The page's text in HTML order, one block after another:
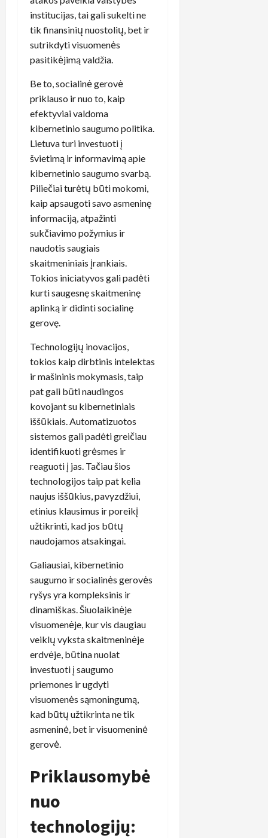
institucijas, tai gali sukelti ne
tik finansinių nuostolių, bet ir
sutrikdyti visuomenės
pasitikėjimą valdžia.
Be to, socialinė gerovė
priklauso ir nuo to, kaip
efektyviai valdoma
kibernetinio saugumo politika.
Lietuva turi investuoti į
švietimą ir informavimą apie
kibernetinio saugumo svarbą.
Piliečiai turėtų būti mokomi,
kaip apsaugoti savo asmeninę
informaciją, atpažinti
sukčiavimo požymius ir
naudotis saugiais
skaitmeniniais įrankiais.
Tokios iniciatyvos gali padėti
kurti saugesnę skaitmeninę
aplinką ir didinti socialinę
gerovę.
Technologijų inovacijos,
tokios kaip dirbtinis intelektas
ir mašininis mokymasis, taip
pat gali būti naudingos
kovojant su kibernetiniais
iššūkiais. Automatizuotos
sistemos gali padėti greičiau
identifikuoti grėsmes ir
reaguoti į jas. Tačiau šios
technologijos taip pat kelia
naujus iššūkius, pavyzdžiui,
etinius klausimus ir poreikį
užtikrinti, kad jos būtų
naudojamos atsakingai.
Galiausiai, kibernetinio
saugumo ir socialinės gerovės
ryšys yra kompleksinis ir
dinamiškas. Šiuolaikinėje
visuomenėje, kur vis daugiau
veiklų vyksta skaitmeninėje
erdvėje, būtina nuolat
investuoti į saugumo
priemones ir ugdyti
visuomenės sąmoningumą,
kad būtų užtikrinta ne tik
asmeninė, bet ir visuomeninė
gerovė.
Priklausomybė
nuo
technologijų: